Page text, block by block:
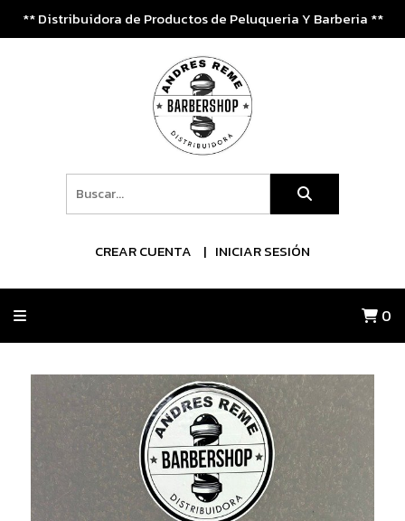
** Distribuidora de Productos de Peluqueria Y Barberia **
CREAR CUENTA INICIAR SESIÓN
0